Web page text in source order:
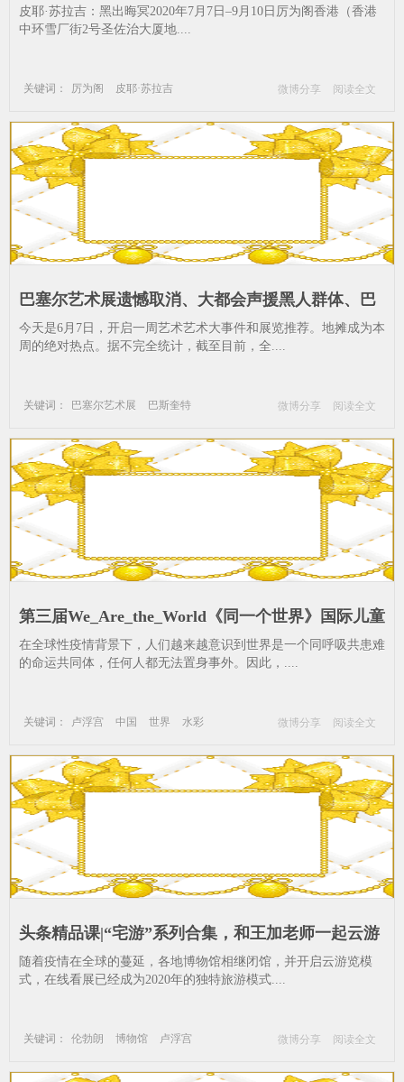
展_皮耶·苏拉吉-黑出晦冥--绘画-卢浮宫-作品
皮耶·苏拉吉：黑出晦冥2020年7月7日–9月10日厉为阁香港（香港
中环雪厂街2号圣佐治大厦地....
关键词： 厉为阁
皮耶·苏拉吉
微博分享 阅读全文
巴塞尔艺术展遗憾取消、大都会声援黑人群体、巴
斯奎特作品超1亿美元私洽、周_巴斯奎特-艺术播
报-陈丹青--卢浮宫-阿布扎比-地摊
今天是6月7日，开启一周艺术艺术大事件和展览推荐。地摊成为本
周的绝对热点。据不完全统计，截至目前，全....
关键词： 巴塞尔艺术展
巴斯奎特
阿布扎比
地摊
微博分享 阅读全文
第三届We_Are_the_World《同一个世界》国际儿童
艺术展即将开_卢浮宫-中国-世界-水彩
在全球性疫情背景下，人们越来越意识到世界是一个同呼吸共患难
的命运共同体，任何人都无法置身事外。因此，....
关键词： 卢浮宫 中国 世界 水彩 微博分享 阅读全文
头条精品课|“宅游”系列合集，和王加老师一起云游
世界博物馆_博物馆-卢浮宫-大卫-王加-艺术-蒙娜丽
莎--艺术-绘画-卢浮宫
随着疫情在全球的蔓延，各地博物馆相继闭馆，并开启云游览模
式，在线看展已经成为2020年的独特旅游模式....
关键词： 伦勃朗 博物馆
卢浮宫
绘画
卢浮宫
微博分享 阅读全文